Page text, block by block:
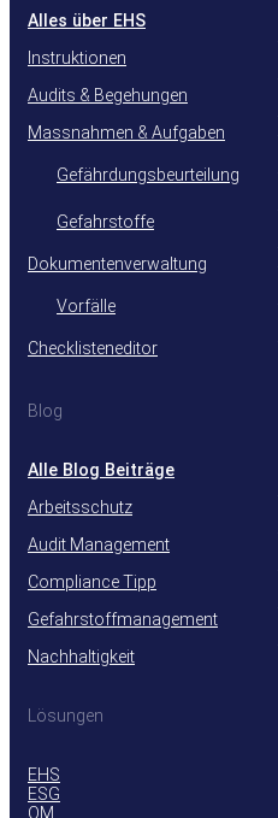
Alles über EHS
Instruktionen
Audits & Begehungen
Massnahmen & Aufgaben
Gefährdungsbeurteilung
Gefahrstoffe
Dokumentenverwaltung
Vorfälle
Checklisteneditor
Blog
Alle Blog Beiträge
Arbeitsschutz
Audit Management
Compliance Tipp
Gefahrstoffmanagement
Nachhaltigkeit
Lösungen
EHS
ESG
QM